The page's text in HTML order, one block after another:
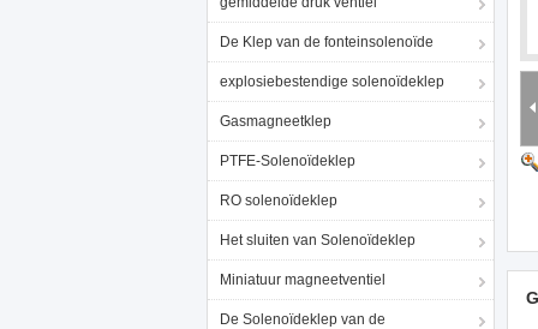
De Klep van de fonteinsolenoïde
explosiebestendige solenoïdeklep
Gasmagneetklep
PTFE-Solenoïdeklep
RO solenoïdeklep
Het sluiten van Solenoïdeklep
Miniatuur magneetventiel
De Solenoïdeklep van de